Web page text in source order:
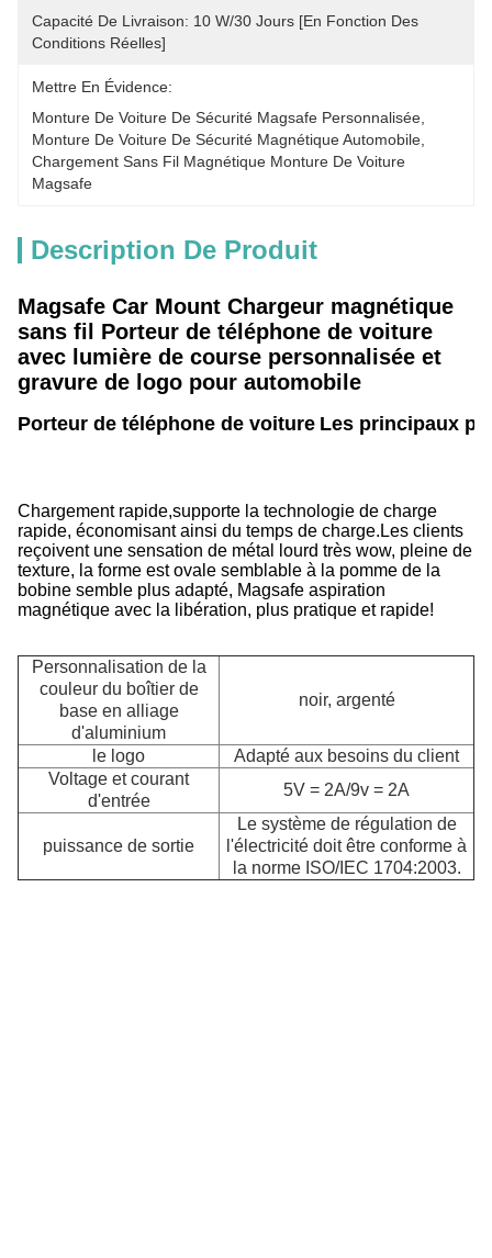
Capacité De Livraison: 10 W/30 Jours [en Fonction Des
Conditions Réelles]
Mettre En Évidence:
Monture De Voiture De Sécurité Magsafe Personnalisée
Monture De Voiture De Sécurité Magnétique Automobile
Chargement Sans Fil Magnétique Monture De Voiture
Magsafe
Description De Produit
Magsafe Car Mount Chargeur magnétique
sans fil Porteur de téléphone de voiture
avec lumière de course personnalisée et
gravure de logo pour automobile
Porteur de téléphone de voiture Les principaux
Chargement rapide,supporte la technologie de charge
rapide, économisant ainsi du temps de charge.Les clients
reçoivent une sensation de métal lourd très wow, pleine de
texture, la forme est ovale semblable à la pomme de la
bobine semble plus adapté, Magsafe aspiration
magnétique avec la libération, plus pratique et rapide!
Personnalisation de la
couleur du boîtier de
base en alliage
d'aluminium
noir, argenté
le logo
Adapté aux besoins du client
Voltage et courant
d'entrée
5V = 2A/9v = 2A
puissance de sortie
Le système de régulation de
l'électricité doit être conforme à
la norme ISO/IEC 1704:2003.